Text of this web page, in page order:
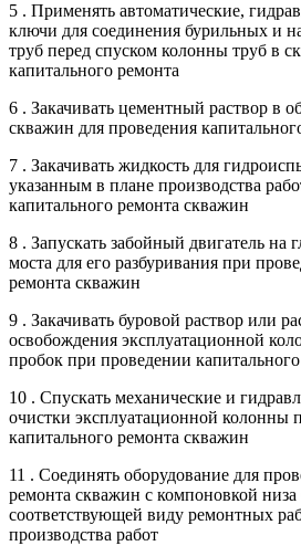
5 . Применять автоматические,
ключи для соединения бурильных и
труб перед спуском колонны труб в
капитального ремонта
6 . Закачивать цементный раствор в
скважин для проведения
7 . Закачивать жидкость для
указанным в плане производства
капитального ремонта скважин
8 . Запускать забойный двигатель на
моста для его разбуривания при
ремонта скважин
9 . Закачивать буровой раствор или
освобождения эксплуатационной
пробок при проведении
10 . Спускать механические и
очистки эксплуатационной колонны
капитального ремонта скважин
11 . Соединять оборудование для
ремонта скважин с компоновкой
соответствующей виду ремонтных
производства работ